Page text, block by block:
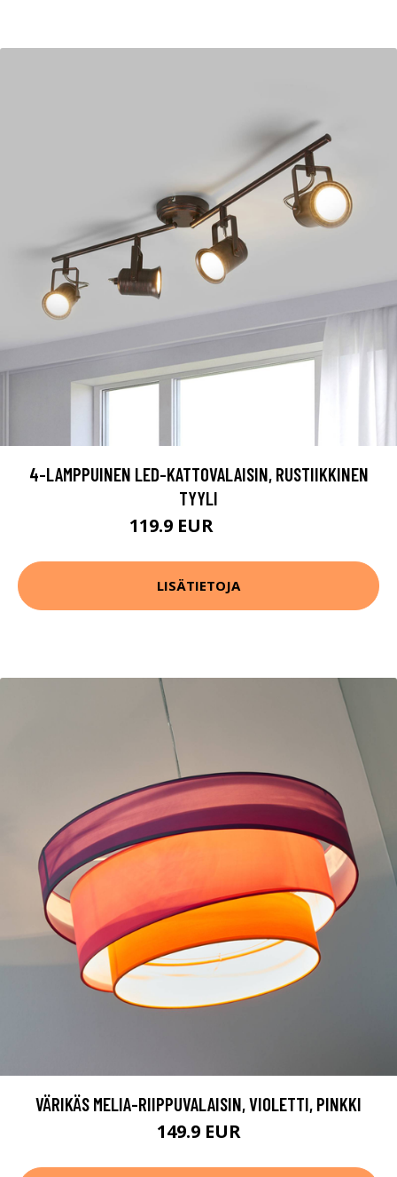
4-LAMPPUINEN LED-KATTOVALAISIN, RUSTIIKKINEN
TYYLI
119.9 EUR
LISÄTIETOJA
VÄRIKÄS MELIA-RIIPPUVALAISIN, VIOLETTI, PINKKI
149.9 EUR